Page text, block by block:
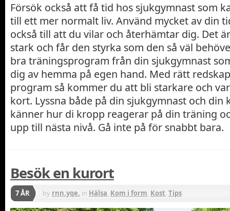
Försök också att få tid hos sjukgymnast som
till ett mer normalt liv. Använd mycket av din
också till att du vilar och återhämtar dig. Det
stark och får den styrka som den så väl
bra träningsprogram från din sjukgymnast
dig av hemma på egen hand. Med rätt
program så kommer du att bli starkare och
kort. Lyssna både på din sjukgymnast och din
känner hur di kropp reagerar på din träning
upp till nästa nivå. Gå inte på för snabbt bara.
Besök en kurort
7 ÅR by rnn.yqe. in Hälsa, Kom i form, Kost, Tips